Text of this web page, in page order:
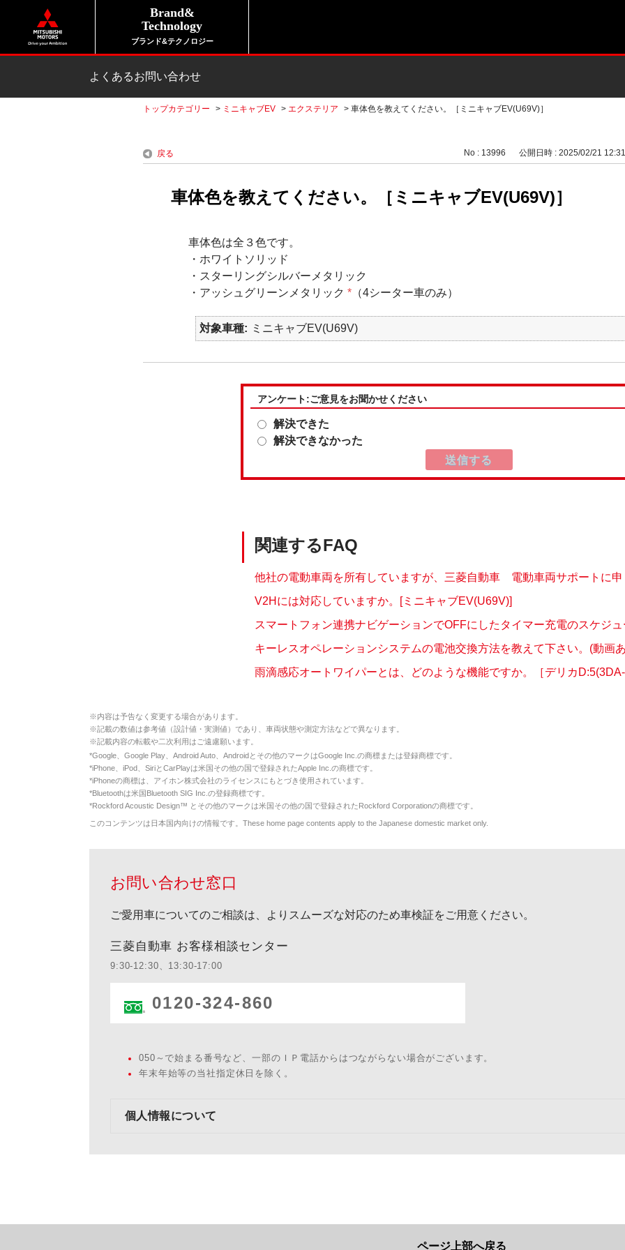
Brand&
Technology
ブランド&テクノロジー
よくあるお問い合わせ
トップカテゴリー > ミニキャブEV > エクステリア > 車体色を教えてください。［ミニキャブEV(U69V)］
戻る No : 13996 公開日時 : 2025/02/21 12:31
車体色を教えてください。［ミニキャブEV(U69V)］
車体色は全３色です。
・ホワイトソリッド
・スターリングシルバーメタリック
・アッシュグリーンメタリック *（4シーター車のみ）
対象車種 ミニキャブEV(U69V)
アンケート:ご意見をお聞かせください
解決できた
解決できなかった
関連するFAQ
他社の電動車両を所有していますが、三菱自動車 電動車両サポートに申
V2Hには対応していますか。[ミニキャブEV(U69V)]
スマートフォン連携ナビゲーションでOFFにしたタイマー充電のスケジュ
キーレスオペレーションシステムの電池交換方法を教えて下さい。(動画
雨滴感応オートワイパーとは、どのような機能ですか。［デリカ
※内容は予告なく変更する場合があります。
※記載の数値は参考値（設計値・実測値）であり、車両状態や測定方法などで異なります。
※記載内容の転載や二次利用はご遠慮願います。
*Google、Google Play、Android Auto、Androidとその他のマークはGoogle Inc.の商標または登録商標です。
*iPhone、iPod、SiriとCarPlayは米国その他の国で登録されたApple Inc.の商標です。
*iPhoneの商標は、アイホン株式会社のライセンスにもとづき使用されています。
*Bluetoothは米国Bluetooth SIG Inc.の登録商標です。
*Rockford Acoustic Design™ とその他のマークは米国その他の国で登録されたRockford Corporationの商標です。
このコンテンツは日本国内向けの情報です。These home page contents apply to the Japanese domestic market only.
お問い合わせ窓口
ご愛用車についてのご相談は、よりスムーズな対応のため車検証をご用意ください。
三菱自動車 お客様相談センター
9:30-12:30、13:30-17:00
0120-324-860
050～で始まる番号など、一部のＩＰ電話からはつながらない場合がございます。
年末年始等の当社指定休日を除く。
個人情報について
ページ上部へ戻る